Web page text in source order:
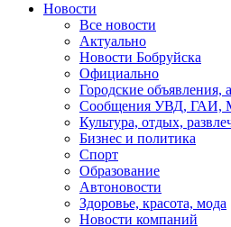
Новости
Все новости
Актуально
Новости Бобруйска
Официально
Городские
Сообщения УВД, ГАИ,
Культура, отдых,
Бизнес и политика
Спорт
Образование
Автоновости
Здоровье, красота, мода
Новости компаний